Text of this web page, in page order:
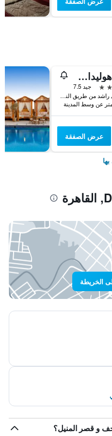
فندق هوليداي إن سيتي ستارز، أحد الفنادق من مجموعة فنادق إنتركونتيننتال
جيد 7.5
شارع علي راشد من طريق النصر, القاهرة, مصر
عرض الصفقة
الخريطة
و قصر المنيل؟